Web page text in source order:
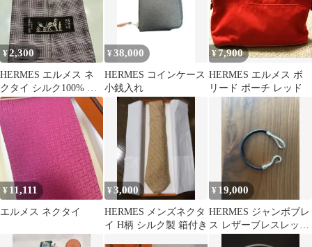
¥2,300
HERMES エルメス ネ
クタイ シルク100% チ
ェック柄
¥38,000
HERMES コインケース
小銭入れ
¥7,900
HERMES エルメス ボ
リード ポーチ レッド
¥ 11,111
エルメス ネクタイ
¥3,000
HERMES メンズネクタ
イ H柄 シルク製 箱付き
¥ 19,000
HERMES ジャンボブレ
ス レザーブレスレット